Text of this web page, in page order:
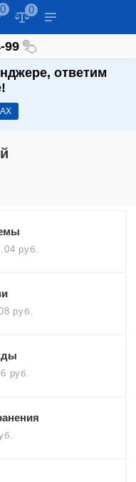
0 0
99
ответим
руб.
руб.
руб.